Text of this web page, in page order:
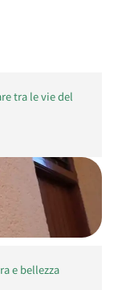
tra le vie del
e bellezza